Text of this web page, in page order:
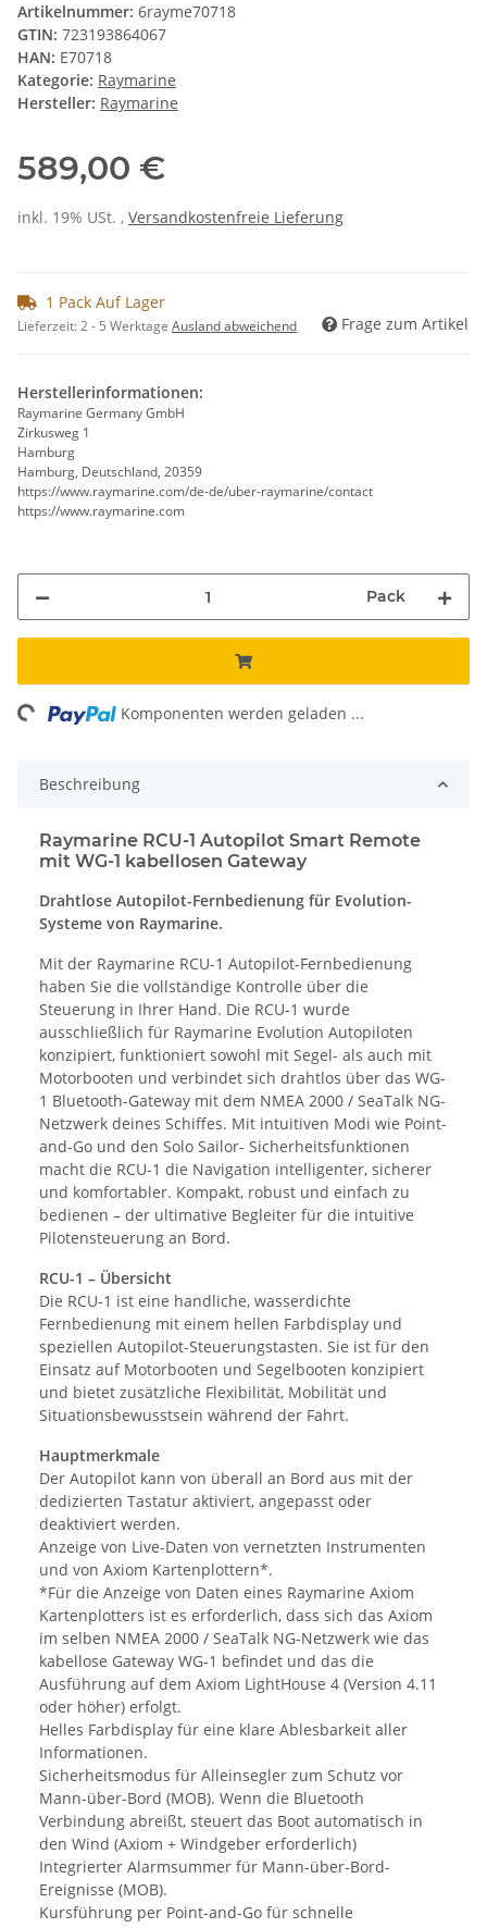
Artikelnummer: 6rayme70718
GTIN: 723193864067
HAN: E70718
Kategorie: Raymarine
Hersteller: Raymarine
589,00 €
inkl. 19% USt. , Versandkostenfreie Lieferung
1 Pack Auf Lager
Lieferzeit:2 - 5 Werktage Ausland abweichend Frage zum Artikel
Herstellerinformationen:
Raymarine Germany GmbH
Zirkusweg 1
Hamburg
Hamburg, Deutschland, 20359
https://www.raymarine.com/de-de/uber-raymarine/contact
https://www.raymarine.com
Pack
Loading... Komponenten werden geladen ...
Beschreibung
Raymarine RCU-1 Autopilot Smart Remote
mit WG-1 kabellosen Gateway
Drahtlose Autopilot-Fernbedienung für Evolution-
Systeme von Raymarine.
Mit der Raymarine RCU-1 Autopilot-Fernbedienung
haben Sie die vollständige Kontrolle über die
Steuerung in Ihrer Hand. Die RCU-1 wurde
ausschließlich für Raymarine Evolution Autopiloten
konzipiert, funktioniert sowohl mit Segel- als auch mit
Motorbooten und verbindet sich drahtlos über das WG-
1 Bluetooth-Gateway mit dem NMEA 2000 / SeaTalk NG-
Netzwerk deines Schiffes. Mit intuitiven Modi wie Point-
and-Go und den Solo Sailor- Sicherheitsfunktionen
macht die RCU-1 die Navigation intelligenter, sicherer
und komfortabler. Kompakt, robust und einfach zu
bedienen – der ultimative Begleiter für die intuitive
Pilotensteuerung an Bord.
RCU-1 – Übersicht
Die RCU-1 ist eine handliche, wasserdichte
Fernbedienung mit einem hellen Farbdisplay und
speziellen Autopilot-Steuerungstasten. Sie ist für den
Einsatz auf Motorbooten und Segelbooten konzipiert
und bietet zusätzliche Flexibilität, Mobilität und
Situationsbewusstsein während der Fahrt.
Hauptmerkmale
Der Autopilot kann von überall an Bord aus mit der
dedizierten Tastatur aktiviert, angepasst oder
deaktiviert werden.
Anzeige von Live-Daten von vernetzten Instrumenten
und von Axiom Kartenplottern*.
*Für die Anzeige von Daten eines Raymarine Axiom
Kartenplotters ist es erforderlich, dass sich das Axiom
im selben NMEA 2000 / SeaTalk NG-Netzwerk wie das
kabellose Gateway WG-1 befindet und das die
Ausführung auf dem Axiom LightHouse 4 (Version 4.11
oder höher) erfolgt.
Helles Farbdisplay für eine klare Ablesbarkeit aller
Informationen.
Sicherheitsmodus für Alleinsegler zum Schutz vor
Mann-über-Bord (MOB). Wenn die Bluetooth
Verbindung abreißt, steuert das Boot automatisch in
den Wind (Axiom + Windgeber erforderlich)
Integrierter Alarmsummer für Mann-über-Bord-
Ereignisse (MOB).
Kursführung per Point-and-Go für schnelle